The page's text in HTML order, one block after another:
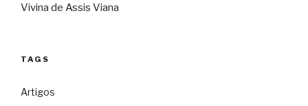
Vivina de Assis Viana
TAGS
Artigos